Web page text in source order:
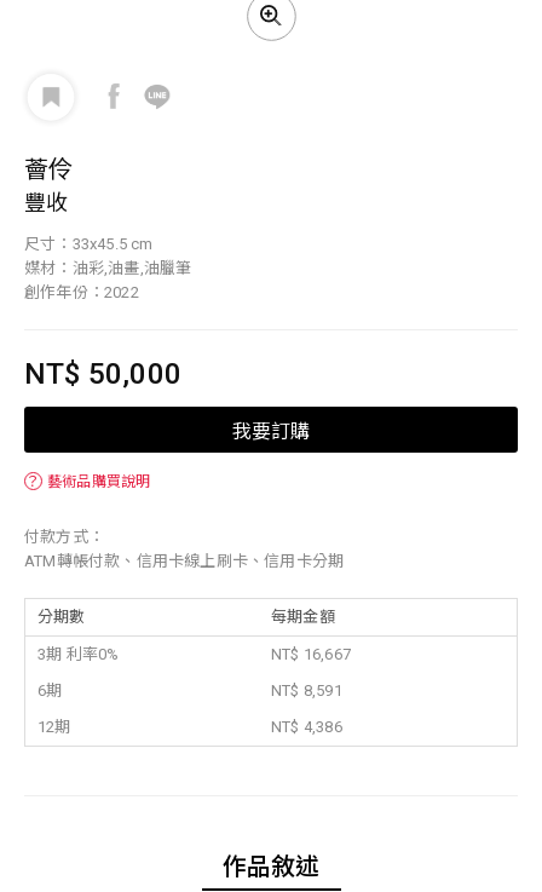
薈伶
豐收
尺寸：33x45.5 cm
媒材：油彩,油畫,油臘筆
創作年份：2022
NT$ 50,000
我要訂購
？ 藝術品購買說明
付款方式：
ATM轉帳付款、信用卡線上刷卡、信用卡分期
分期數 每期金額
3期 利率0%
NT$ 16,667
6期
NT$ 8,591
12期
NT$ 4,386
作品敘述